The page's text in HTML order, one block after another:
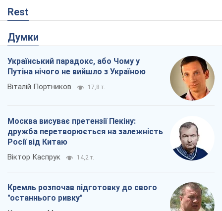
Rest
Думки
Український парадокс, або Чому у
Путіна нічого не вийшло з Україною
Віталій Портников 17,8 т.
Москва висуває претензії Пекіну:
дружба перетворюється на залежність
Росії від Китаю
Віктор Каспрук 14,2 т.
Кремль розпочав підготовку до свого
"останнього ривку"